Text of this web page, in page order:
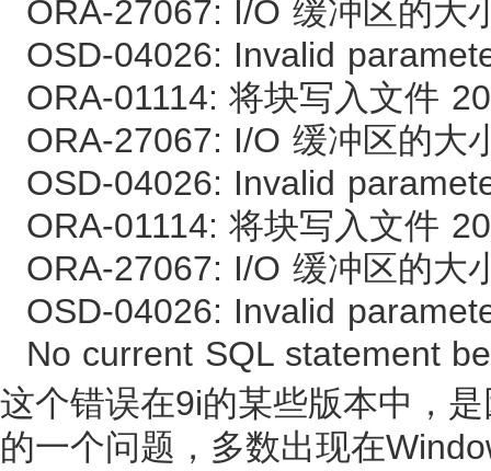
ORA-27067: I/O 缓冲区的大
OSD-04026: Invalid
ORA-01114: 将块写入文件
ORA-27067: I/O 缓冲区的大
OSD-04026: Invalid
ORA-01114: 将块写入文件
ORA-27067: I/O 缓冲区的大
OSD-04026: Invalid
No current SQL statement
这个错误在9i的某些版本中，
的一个问题，多数出现在